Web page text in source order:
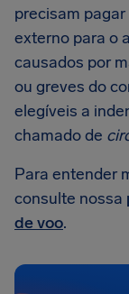
precisam
externo para o
causados por
ou greves do
elegíveis a
chamado de
Para entender
consulte nossa
de voo.